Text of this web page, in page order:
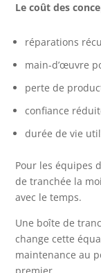
Le coût des
réparations
main-d’œuvre
perte de
confiance
durée de vie
Pour les équipes
de tranchée la
avec le temps.
Une boîte de
change cette
maintenance au